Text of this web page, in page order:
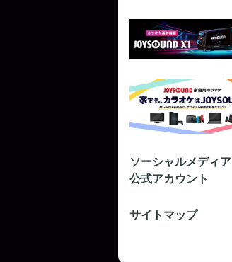
ソーシャルメディア
公式アカウント
サイトマップ